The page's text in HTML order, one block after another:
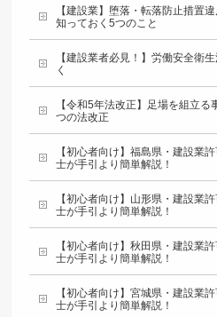
【建設業】堕落・転落防止措置
知っておく5つのこと
【建設業者必見！】労働安全衛
く
【令和5年法改正】足場を組立
つの法改正
【初心者向け】福島県・建設業
士が手引より簡単解説！
【初心者向け】山形県・建設業
士が手引より簡単解説！
【初心者向け】秋田県・建設業
士が手引より簡単解説！
【初心者向け】宮城県・建設業
士が手引より簡単解説！